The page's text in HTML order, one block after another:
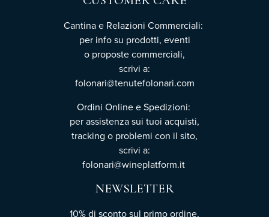
Cantina e Relazioni Commerciali:
per info su prodotti, eventi
o proposte commerciali,
scrivi a:
folonari@tenutefolonari.com
Ordini Online e Spedizioni:
per assistenza sui tuoi acquisti,
tracking o problemi con il sito,
scrivi a:
folonari@wineplatform.it
NEWSLETTER
10% di sconto sul primo ordine,